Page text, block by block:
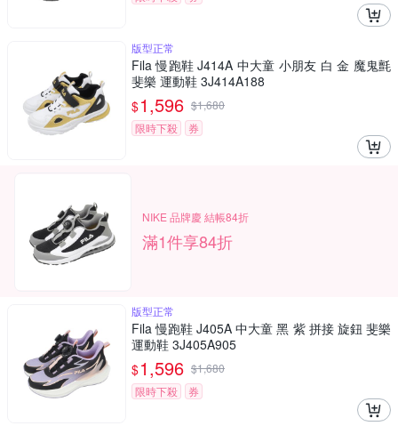
版型正常
Fila 慢跑鞋 J414A 中大童 小朋友 白 金 魔鬼氈
斐樂 運動鞋 3J414A188
$1,596 $1,680
限時下殺
券
NIKE 品牌慶 結帳84折
滿1件享84折
版型正常
Fila 慢跑鞋 J405A 中大童 黑 紫 拼接 旋鈕 斐樂
運動鞋 3J405A905
$1,596 $1,680
限時下殺
券